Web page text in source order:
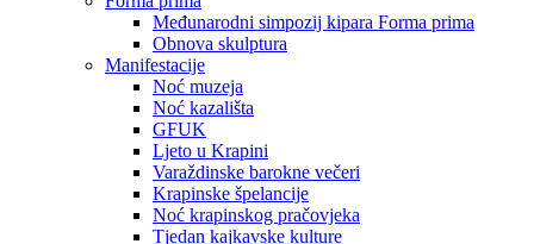
Međunarodni simpozij kipara Forma prima
Obnova skulptura
Manifestacije
Noć muzeja
Noć kazališta
GFUK
Ljeto u Krapini
Varaždinske barokne večeri
Krapinske špelancije
Noć krapinskog pračovjeka
Tjedan kajkavske kulture